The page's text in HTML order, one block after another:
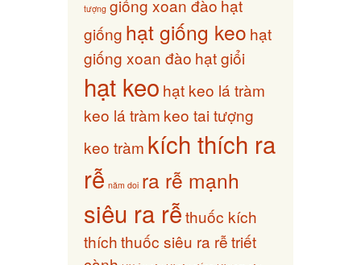
tượng giống xoan đào hạt
giống hạt giống keo hạt
giống xoan đào hạt giổi
hạt keo hạt keo lá tràm
keo lá tràm keo tai tượng
keo tràm kích thích ra
rễ năm doi ra rễ mạnh
siêu ra rễthuốc kích
thíchthuốc siêu ra rễtriết